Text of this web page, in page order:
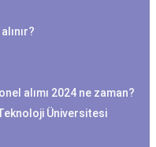
alımı 2024 ne zaman?
Üniversitesi